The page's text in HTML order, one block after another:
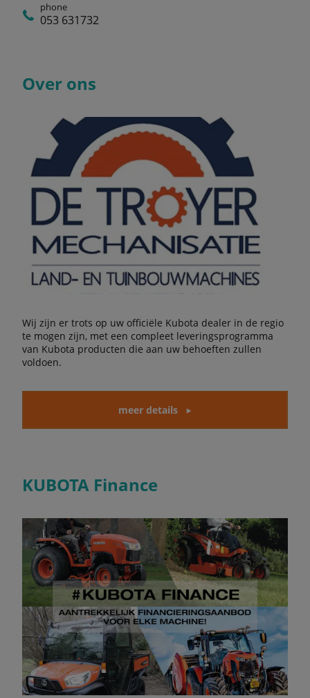
phone
053 631732
Over ons
Wij zijn er trots op uw officiële Kubota dealer in de regio
te mogen zijn, met een compleet leveringsprogramma
van Kubota producten die aan uw behoeften zullen
voldoen.
meer details
KUBOTA Finance